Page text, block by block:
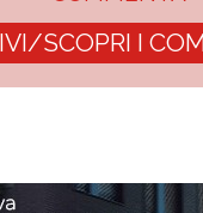
SCOPRI I